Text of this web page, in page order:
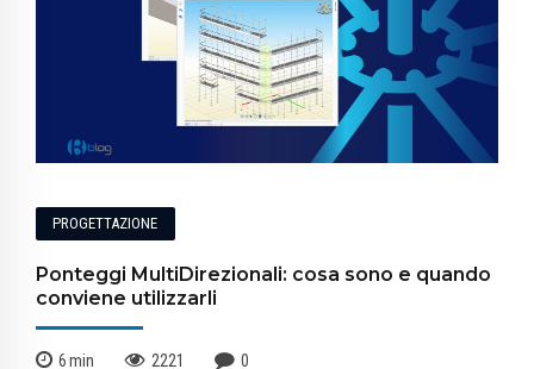
PROGETTAZIONE
Ponteggi MultiDirezionali: cosa sono e quando
conviene utilizzarli
6min 2221 0